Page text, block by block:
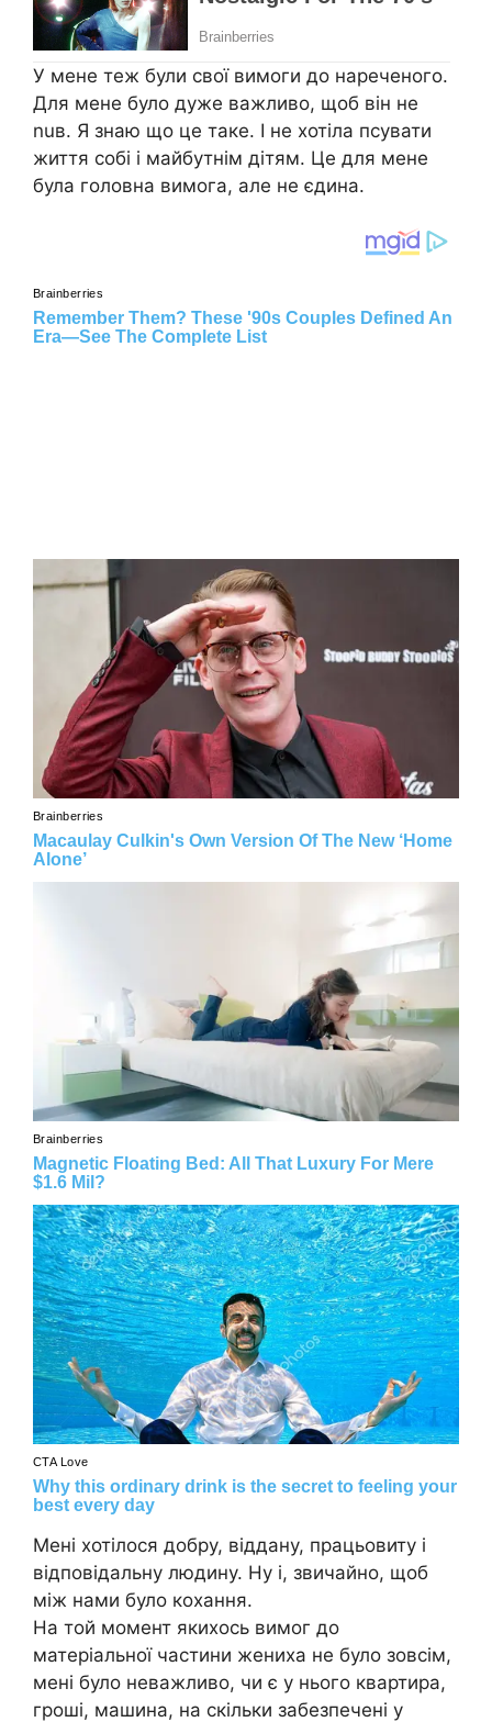
У мене теж були свої вимоги до нареченого.
Для мене було дуже важливо, щоб він не
nuв. Я знаю що це таке. І не хотіла псувати
життя собі і майбутнім дітям. Це для мене
була головна вимога, але не єдина.
Мені хотілося добру, віддану, працьовиту і
відповідальну людину. Ну і, звичайно, щоб
між нами було кохання.
На той момент якихось вимог до
матеріальної частини жениха не було зовсім,
мені було неважливо, чи є у нього квартира,
гроші, машина, на скільки забезпечені у